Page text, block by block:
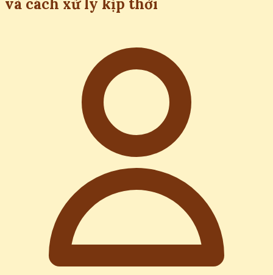
và cách xử lý kịp thời